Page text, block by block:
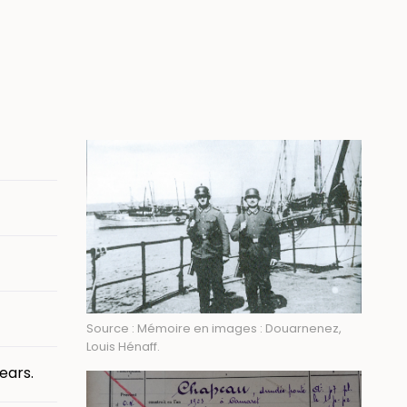
Source : Mémoire en images : Douarnenez,
Louis Hénaff.